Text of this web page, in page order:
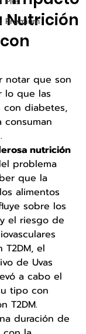
Premium
Nutrición
notar que son
lo que las
con diabetes,
nutrición
problema
que la
alimentos
sobre los
el riesgo de
el
de Uvas
a cabo el
tipo con
T2DM.
duración de